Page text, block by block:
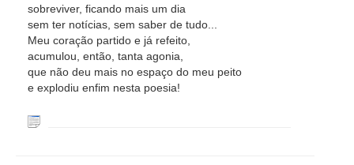
sobreviver, ficando mais um dia
sem ter notícias, sem saber de tudo...
Meu coração partido e já refeito,
acumulou, então, tanta agonia,
que não deu mais no espaço do meu peito
e explodiu enfim nesta poesia!